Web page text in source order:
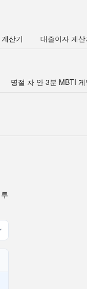
산기 대출이자 계산
명절 차 안 3분 MBTI 게